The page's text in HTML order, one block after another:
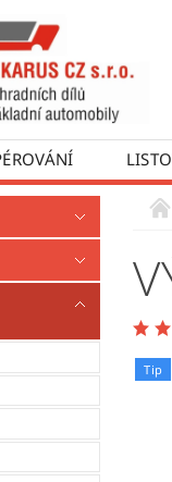
DÍLY PRO
Tip